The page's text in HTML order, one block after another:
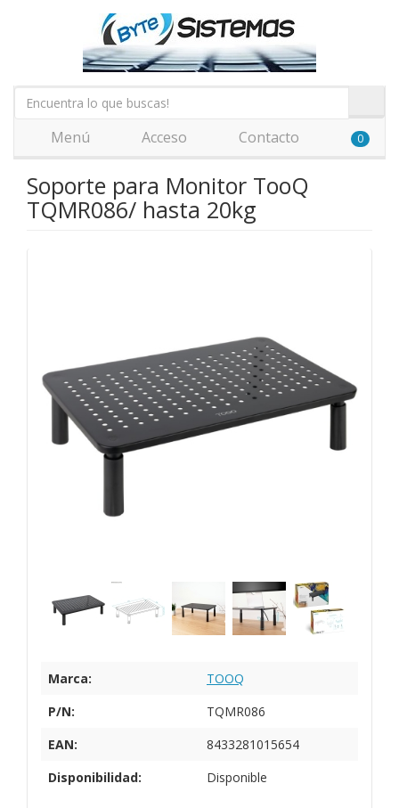
Menú Acceso Contacto 0
Soporte para Monitor TooQ
TQMR086/ hasta 20kg
Marca:
TOOQ
P/N:
TQMR086
EAN:
8433281015654
Disponibilidad:
Disponible